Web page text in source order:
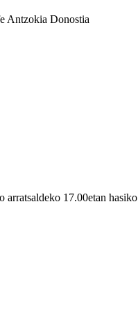
Antzokia Donostia
17.00etan hasiko